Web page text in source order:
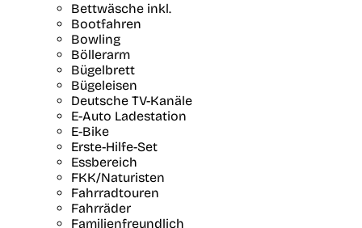
Bettwäsche inkl.
Bootfahren
Bowling
Böllerarm
Bügelbrett
Bügeleisen
Deutsche TV-Kanäle
E-Auto Ladestation
E-Bike
Erste-Hilfe-Set
Essbereich
FKK/Naturisten
Fahrradtouren
Fahrräder
Familienfreundlich